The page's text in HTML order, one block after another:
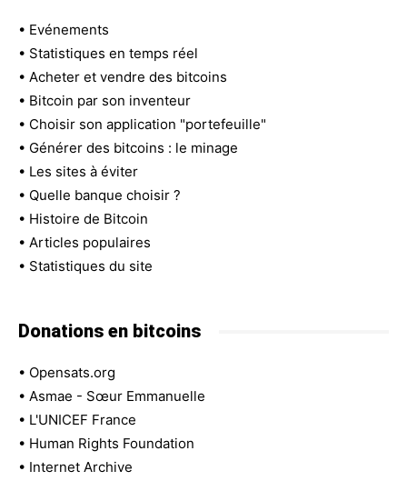
• Evénements
• Statistiques en temps réel
• Acheter et vendre des bitcoins
• Bitcoin par son inventeur
• Choisir son application "portefeuille"
• Générer des bitcoins : le minage
• Les sites à éviter
• Quelle banque choisir ?
• Histoire de Bitcoin
• Articles populaires
• Statistiques du site
Donations en bitcoins
• Opensats.org
• Asmae - Sœur Emmanuelle
• L'UNICEF France
• Human Rights Foundation
• Internet Archive